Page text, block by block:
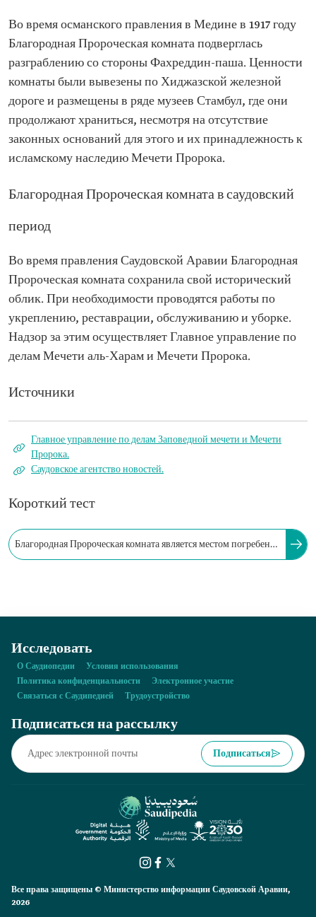
Во время османского правления в Медине в 1917 году
Благородная Пророческая комната подверглась
разграблению со стороны Фахреддин-паша. Ценности
комнаты были вывезены по Хиджазской железной
дороге и размещены в ряде музеев Стамбул, где они
продолжают храниться, несмотря на отсутствие
законных оснований для этого и их принадлежность к
исламскому наследию Мечети Пророка.
Благородная Пророческая комната в саудовский
период
Во время правления Саудовской Аравии Благородная
Пророческая комната сохранила свой исторический
облик. При необходимости проводятся работы по
укреплению, реставрации, обслуживанию и уборке.
Надзор за этим осуществляет Главное управление по
делам Мечети аль-Харам и Мечети Пророка.
Источники
Главное управление по делам Заповедной мечети и Мечети
Пророка.
Саудовское агентство новостей.
Короткий тест
Благородная Пророческая комната является местом погребения
Исследовать
О Саудиопедии
Условия использования
Политика конфиденциальности
Электронное участие
Связаться с Саудипедией
Трудоустройство
Подписаться на рассылку
Подписаться
Все права защищены © Министерство информации Саудовской Аравии,
2026